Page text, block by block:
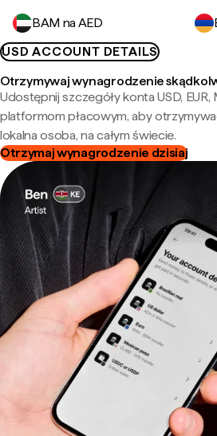
BAM na AED
USD ACCOUNT DETAILS
Otrzymywaj wynagrodzenie
Udostępnij szczegóły konta USD, EUR,
platformom płacowym, aby
lokalna osoba, na całym świecie.
Otrzymaj wynagrodzenie dzisiaj